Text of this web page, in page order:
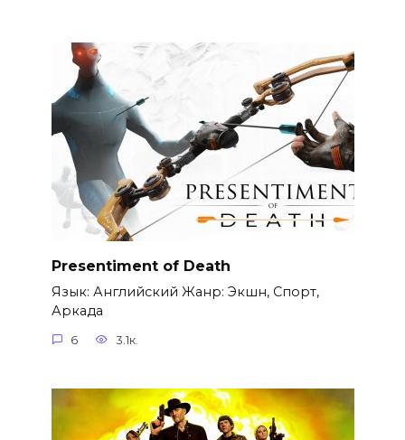
Presentiment of Death
Язык: Английский Жанр: Экшн, Спорт,
Аркада
6 3.1к.